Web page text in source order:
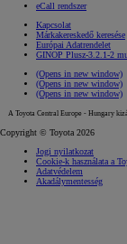
eCall rendszer
Kapcsolat
Márkakereskedő keresése
Európai Adatrendelet
GINOP Plusz-3.2.1-2
(Opens in new window)
(Opens in new window)
(Opens in new window)
A Toyota Central Europe - Hungary
Copyright © Toyota 2026
Jogi nyilatkozat
Cookie-k használata a
Adatvédelem
Akadálymentesség